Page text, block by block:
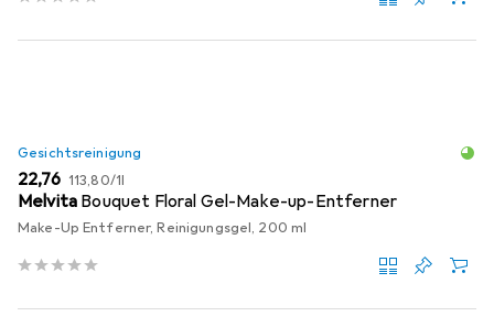
Gesichtsreinigung
EUR
22,76 EUR
113,80/1l
Melvita Bouquet Floral Gel-Make-up-Entferner
Make-Up Entferner, Reinigungsgel, 200 ml